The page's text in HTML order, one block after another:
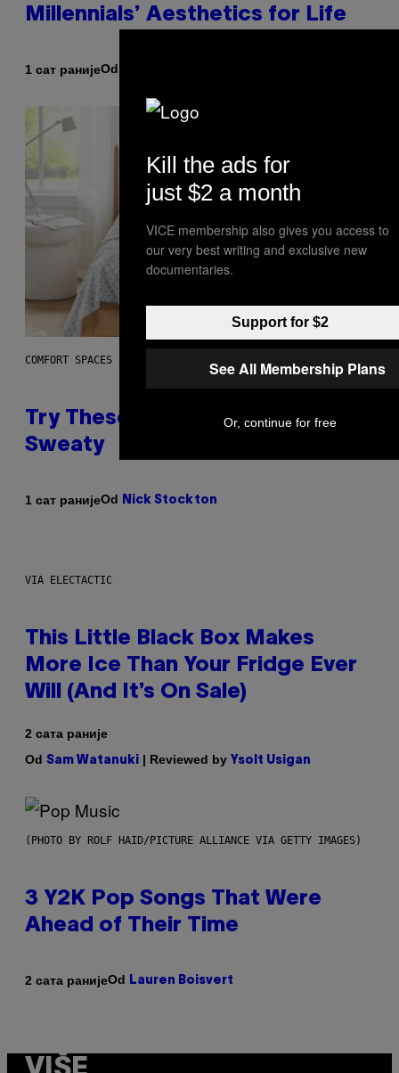
Millennials’ Aesthetics for Life
1 сат ранијеOd
COMFORT SPACES
Try These Cooling Sheets Now,
Sweaty
1 сат ранијеOd Nick Stockton
VIA ELECTACTIC
This Little Black Box Makes
More Ice Than Your Fridge Ever
Will (And It’s On Sale)
2 сата раније
Od Sam Watanuki | Reviewed by Ysolt Usigan
(PHOTO BY ROLF HAID/PICTURE ALLIANCE VIA GETTY IMAGES)
3 Y2K Pop Songs That Were
Ahead of Their Time
2 сата ранијеOd Lauren Boisvert
Kill the ads for
just $2 a month
VICE membership also gives you access to
our very best writing and exclusive new
documentaries.
Support for $2
See All Membership Plans
Or, continue for free